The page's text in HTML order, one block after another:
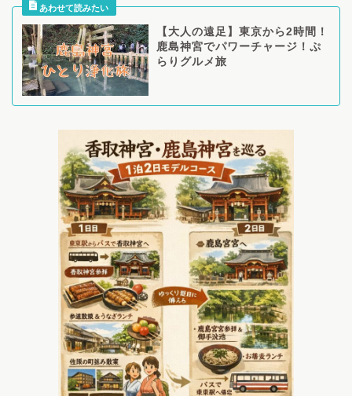
【大人の遠足】東京から2時間！
鹿島神宮でパワーチャージ！ぷ
らりグルメ旅